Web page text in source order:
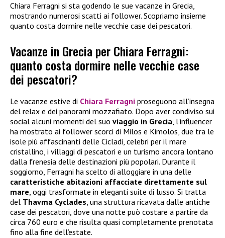
Chiara Ferragni si sta godendo le sue vacanze in Grecia,
mostrando numerosi scatti ai follower. Scopriamo insieme
quanto costa dormire nelle vecchie case dei pescatori.
Vacanze in Grecia per Chiara Ferragni:
quanto costa dormire nelle vecchie case
dei pescatori?
Le vacanze estive di Chiara Ferragni proseguono all’insegna
del relax e dei panorami mozzafiato. Dopo aver condiviso sui
social alcuni momenti del suo viaggio in Grecia, l’influencer
ha mostrato ai follower scorci di Milos e Kimolos, due tra le
isole più affascinanti delle Cicladi, celebri per il mare
cristallino, i villaggi di pescatori e un turismo ancora lontano
dalla frenesia delle destinazioni più popolari. Durante il
soggiorno, Ferragni ha scelto di alloggiare in una delle
caratteristiche abitazioni affacciate direttamente sul
mare, oggi trasformate in eleganti suite di lusso. Si tratta
del Thavma Cyclades, una struttura ricavata dalle antiche
case dei pescatori, dove una notte può costare a partire da
circa 760 euro e che risulta quasi completamente prenotata
fino alla fine dell’estate.